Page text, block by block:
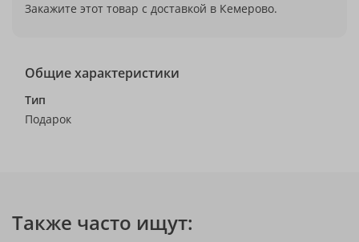
Закажите этот товар с доставкой в Кемерово.
Общие характеристики
Тип
Подарок
Также часто ищут: